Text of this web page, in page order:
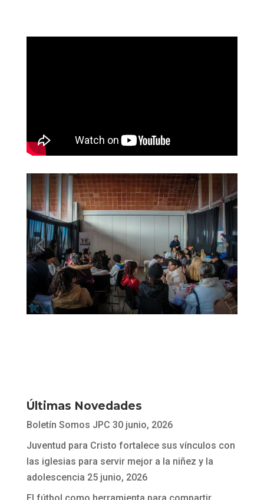
Últimas Novedades
Boletín Somos JPC 30 junio, 2026
Juventud para Cristo fortalece sus vínculos con
las iglesias para servir mejor a la niñez y la
adolescencia 25 junio, 2026
El fútbol como herramienta para compartir